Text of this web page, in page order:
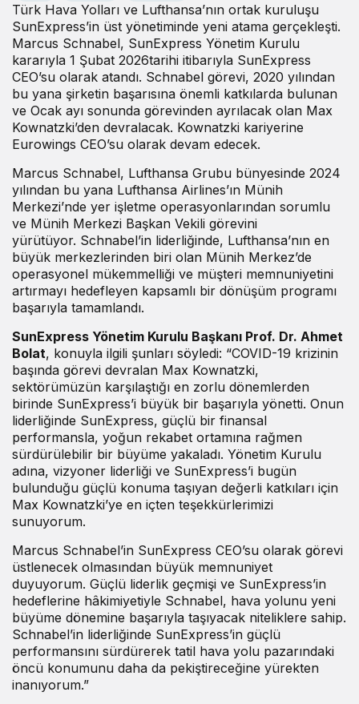
Türk Hava Yolları ve Lufthansa’nın ortak kuruluşu
SunExpress’in üst yönetiminde yeni atama gerçekleşti.
Marcus Schnabel, SunExpress Yönetim Kurulu
kararıyla 1 Şubat 2026tarihi itibarıyla SunExpress
CEO’su olarak atandı. Schnabel görevi, 2020 yılından
bu yana şirketin başarısına önemli katkılarda bulunan
ve Ocak ayı sonunda görevinden ayrılacak olan Max
Kownatzki’den devralacak. Kownatzki kariyerine
Eurowings CEO’su olarak devam edecek.
Marcus Schnabel, Lufthansa Grubu bünyesinde 2024
yılından bu yana Lufthansa Airlines’ın Münih
Merkezi’nde yer işletme operasyonlarından sorumlu
ve Münih Merkezi Başkan Vekili görevini
yürütüyor. Schnabel’in liderliğinde, Lufthansa’nın en
büyük merkezlerinden biri olan Münih Merkez’de
operasyonel mükemmelliği ve müşteri memnuniyetini
artırmayı hedefleyen kapsamlı bir dönüşüm programı
başarıyla tamamlandı.
SunExpress Yönetim Kurulu Başkanı Prof. Dr. Ahmet
Bolat, konuyla ilgili şunları söyledi: “COVID-19 krizinin
başında görevi devralan Max Kownatzki,
sektörümüzün karşılaştığı en zorlu dönemlerden
birinde SunExpress’i büyük bir başarıyla yönetti. Onun
liderliğinde SunExpress, güçlü bir finansal
performansla, yoğun rekabet ortamına rağmen
sürdürülebilir bir büyüme yakaladı. Yönetim Kurulu
adına, vizyoner liderliği ve SunExpress’i bugün
bulunduğu güçlü konuma taşıyan değerli katkıları için
Max Kownatzki’ye en içten teşekkürlerimizi
sunuyorum.
Marcus Schnabel’in SunExpress CEO’su olarak görevi
üstlenecek olmasından büyük memnuniyet
duyuyorum. Güçlü liderlik geçmişi ve SunExpress’in
hedeflerine hâkimiyetiyle Schnabel, hava yolunu yeni
büyüme dönemine başarıyla taşıyacak niteliklere sahip.
Schnabel’in liderliğinde SunExpress’in güçlü
performansını sürdürerek tatil hava yolu pazarındaki
öncü konumunu daha da pekiştireceğine yürekten
inanıyorum.”